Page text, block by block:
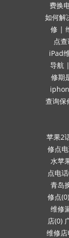
费换
如何解
修 |
点
iPad
导航 |
修期
查询保
苹果2
修点
水苹
点电
青岛
修点(0)
维修
店(0)
维修